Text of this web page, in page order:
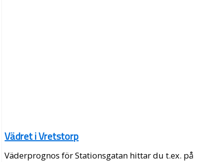
Vädret i Vretstorp
Väderprognos för Stationsgatan hittar du t.ex. på